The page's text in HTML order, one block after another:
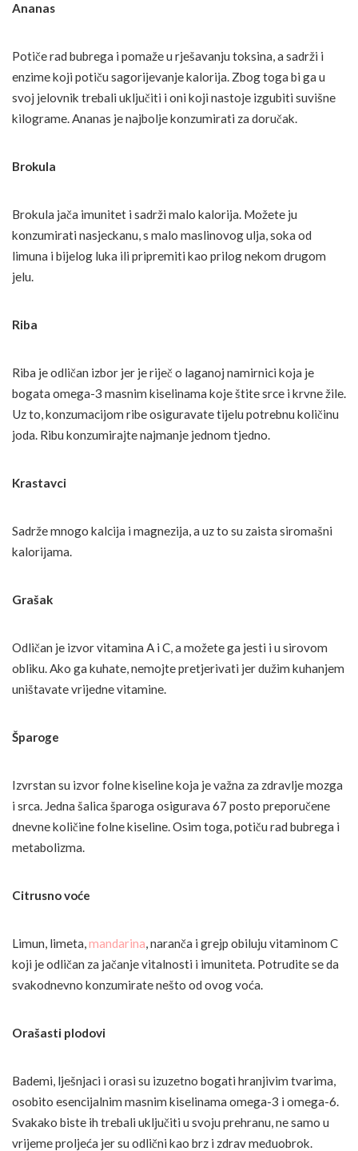
Ananas
Potiče rad bubrega i pomaže u rješavanju toksina, a sadrži i
enzime koji potiču sagorijevanje kalorija. Zbog toga bi ga u
svoj jelovnik trebali uključiti i oni koji nastoje izgubiti suvišne
kilograme. Ananas je najbolje konzumirati za doručak.
Brokula
Brokula jača imunitet i sadrži malo kalorija. Možete ju
konzumirati nasjeckanu, s malo maslinovog ulja, soka od
limuna i bijelog luka ili pripremiti kao prilog nekom drugom
jelu.
Riba
Riba je odličan izbor jer je riječ o laganoj namirnici koja je
bogata omega-3 masnim kiselinama koje štite srce i krvne žile.
Uz to, konzumacijom ribe osiguravate tijelu potrebnu količinu
joda. Ribu konzumirajte najmanje jednom tjedno.
Krastavci
Sadrže mnogo kalcija i magnezija, a uz to su zaista siromašni
kalorijama.
Grašak
Odličan je izvor vitamina A i C, a možete ga jesti i u sirovom
obliku. Ako ga kuhate, nemojte pretjerivati jer dužim kuhanjem
uništavate vrijedne vitamine.
Šparoge
Izvrstan su izvor folne kiseline koja je važna za zdravlje mozga
i srca. Jedna šalica šparoga osigurava 67 posto preporučene
dnevne količine folne kiseline. Osim toga, potiču rad bubrega i
metabolizma.
Citrusno voće
Limun, limeta,mandarina, naranča i grejp obiluju vitaminom C
koji je odličan za jačanje vitalnosti i imuniteta. Potrudite se da
svakodnevno konzumirate nešto od ovog voća.
Orašasti plodovi
Bademi, lješnjaci i orasi su izuzetno bogati hranjivim tvarima,
osobito esencijalnim masnim kiselinama omega-3 i omega-6.
Svakako biste ih trebali uključiti u svoju prehranu, ne samo u
vrijeme proljeća jer su odlični kao brz i zdrav međuobrok.